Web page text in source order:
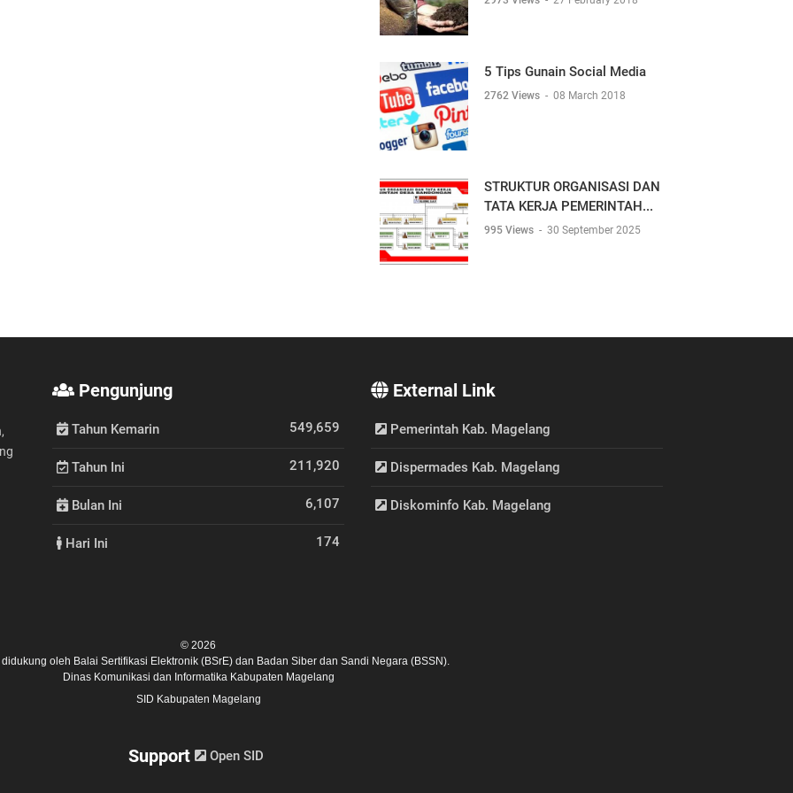
5 Tips Gunain Social Media
2762 Views - 08 March 2018
STRUKTUR ORGANISASI DAN
TATA KERJA PEMERINTAH...
995 Views - 30 September 2025
Pengunjung
Tahun Kemarin 549,659
Tahun Ini 211,920
Bulan Ini 6,107
Hari Ini 174
External Link
Pemerintah Kab. Magelang
Dispermades Kab. Magelang
Diskominfo Kab. Magelang
© 2026
oleh Balai Sertifikasi Elektronik (BSrE) dan Badan Siber dan Sandi Negara (BSSN).
Dinas Komunikasi dan Informatika Kabupaten Magelang
SID Kabupaten Magelang
Support Open SID